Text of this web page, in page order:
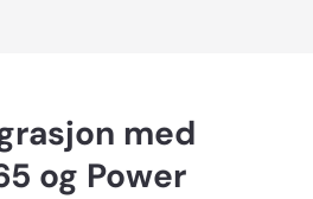
med
og Power